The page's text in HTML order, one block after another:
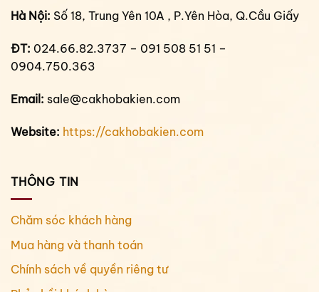
Hà Nội: Số 18, Trung Yên 10A , P.Yên Hòa, Q.Cầu Giấy
ĐT: 024.66.82.3737 – 091 508 51 51 –
0904.750.363
Email: sale@cakhobakien.com
Website: https://cakhobakien.com
THÔNG TIN
Chăm sóc khách hàng
Mua hàng và thanh toán
Chính sách về quyền riêng tư